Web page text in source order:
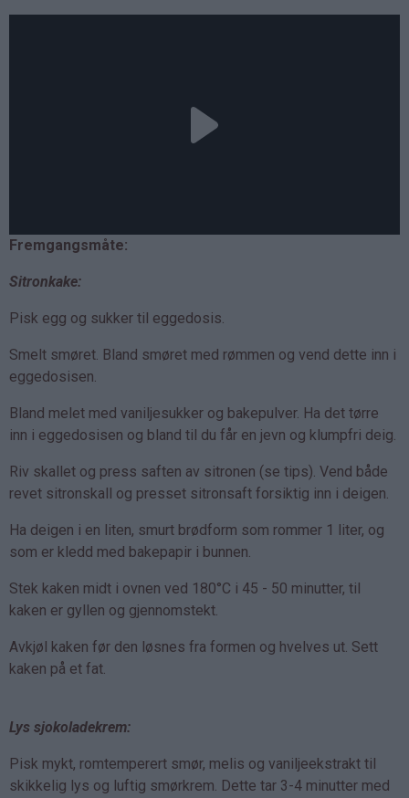
Fremgangsmåte:
Sitronkake:
Pisk egg og sukker til eggedosis.
Smelt smøret. Bland smøret med rømmen og vend dette inn i
eggedosisen.
Bland melet med vaniljesukker og bakepulver. Ha det tørre
inn i eggedosisen og bland til du får en jevn og klumpfri deig.
Riv skallet og press saften av sitronen (se tips). Vend både
revet sitronskall og presset sitronsaft forsiktig inn i deigen.
Ha deigen i en liten, smurt brødform som rommer 1 liter, og
som er kledd med bakepapir i bunnen.
Stek kaken midt i ovnen ved 180°C i 45 - 50 minutter, til
kaken er gyllen og gjennomstekt.
Avkjøl kaken før den løsnes fra formen og hvelves ut. Sett
kaken på et fat.
Lys sjokoladekrem:
Pisk mykt, romtemperert smør, melis og vaniljeekstrakt til
skikkelig lys og luftig smørkrem. Dette tar 3-4 minutter med